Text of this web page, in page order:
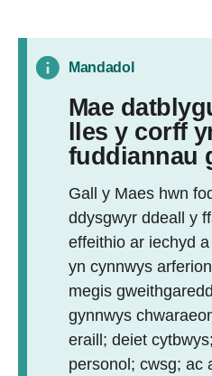
Mandadol
Mae
lles y corff
fuddiannau
Gall y Maes hwn
ddysgwyr ddeall y
effeithio ar iechyd
yn cynnwys
megis
gynnwys
eraill; deiet
personol; cwsg; ac